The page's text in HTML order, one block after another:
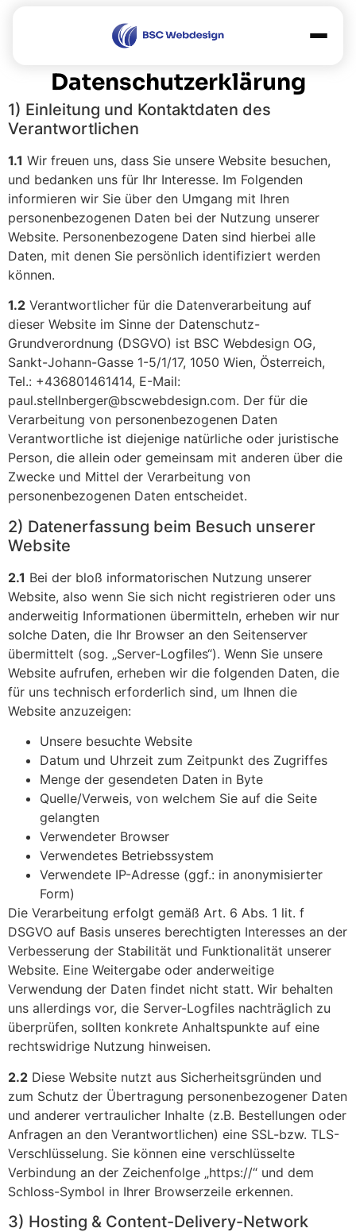
Leistungen
Referenzen
Sonstiges
Blog
FAQ
Jobs
Sponsoring
DE |EN
Datenschutzerklärung
1) Einleitung und Kontaktdaten des
Verantwortlichen
1.1 Wir freuen uns, dass Sie unsere Website besuchen,
und bedanken uns für Ihr Interesse. Im Folgenden
informieren wir Sie über den Umgang mit Ihren
personenbezogenen Daten bei der Nutzung unserer
Website. Personenbezogene Daten sind hierbei alle
Daten, mit denen Sie persönlich identifiziert werden
können.
1.2 Verantwortlicher für die Datenverarbeitung auf
dieser Website im Sinne der Datenschutz-
Grundverordnung (DSGVO) ist BSC Webdesign OG,
Sankt-Johann-Gasse 1-5/1/17, 1050 Wien, Österreich,
Tel.: +436801461414, E-Mail:
paul.stellnberger@bscwebdesign.com. Der für die
Verarbeitung von personenbezogenen Daten
Verantwortliche ist diejenige natürliche oder juristische
Person, die allein oder gemeinsam mit anderen über die
Zwecke und Mittel der Verarbeitung von
personenbezogenen Daten entscheidet.
2) Datenerfassung beim Besuch unserer
Website
2.1 Bei der bloß informatorischen Nutzung unserer
Website, also wenn Sie sich nicht registrieren oder uns
anderweitig Informationen übermitteln, erheben wir nur
solche Daten, die Ihr Browser an den Seitenserver
übermittelt (sog. „Server-Logfiles“). Wenn Sie unsere
Website aufrufen, erheben wir die folgenden Daten, die
für uns technisch erforderlich sind, um Ihnen die
Website anzuzeigen:
Unsere besuchte Website
Datum und Uhrzeit zum Zeitpunkt des Zugriffes
Menge der gesendeten Daten in Byte
Quelle/Verweis, von welchem Sie auf die Seite
gelangten
Verwendeter Browser
Verwendetes Betriebssystem
Verwendete IP-Adresse (ggf.: in anonymisierter
Form)
Die Verarbeitung erfolgt gemäß Art. 6 Abs. 1 lit. f
DSGVO auf Basis unseres berechtigten Interesses an der
Verbesserung der Stabilität und Funktionalität unserer
Website. Eine Weitergabe oder anderweitige
Verwendung der Daten findet nicht statt. Wir behalten
uns allerdings vor, die Server-Logfiles nachträglich zu
überprüfen, sollten konkrete Anhaltspunkte auf eine
rechtswidrige Nutzung hinweisen.
2.2 Diese Website nutzt aus Sicherheitsgründen und
zum Schutz der Übertragung personenbezogener Daten
und anderer vertraulicher Inhalte (z.B. Bestellungen oder
Anfragen an den Verantwortlichen) eine SSL-bzw. TLS-
Verschlüsselung. Sie können eine verschlüsselte
Verbindung an der Zeichenfolge „https://“ und dem
Schloss-Symbol in Ihrer Browserzeile erkennen.
3) Hosting & Content-Delivery-Network